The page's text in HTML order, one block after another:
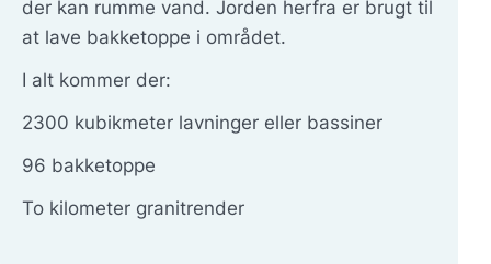
der kan rumme vand. Jorden herfra er brugt til
at lave bakketoppe i området.
I alt kommer der:
2300 kubikmeter lavninger eller bassiner
96 bakketoppe
To kilometer granitrender